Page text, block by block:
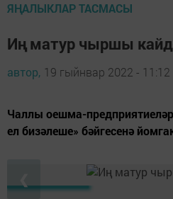
ЯҢАЛЫКЛАР ТАСМАСЫ
Иң матур чыршы
автор, 19 гыйнвар 2022 - 11:12
Чаллы оешма-
ел бизәлеше» бәйгесенә